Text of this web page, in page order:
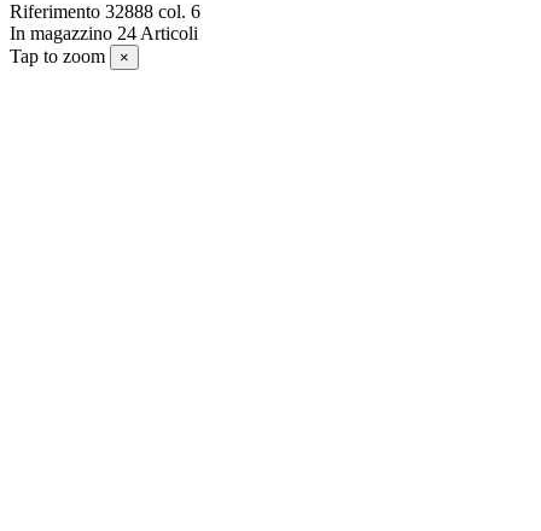
Riferimento 32888 col. 6
In magazzino 24 Articoli
Tap to zoom
×